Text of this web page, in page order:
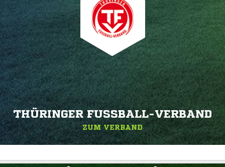
THÜRINGER FUSSBALL-VERBAND
ZUM VERBAND